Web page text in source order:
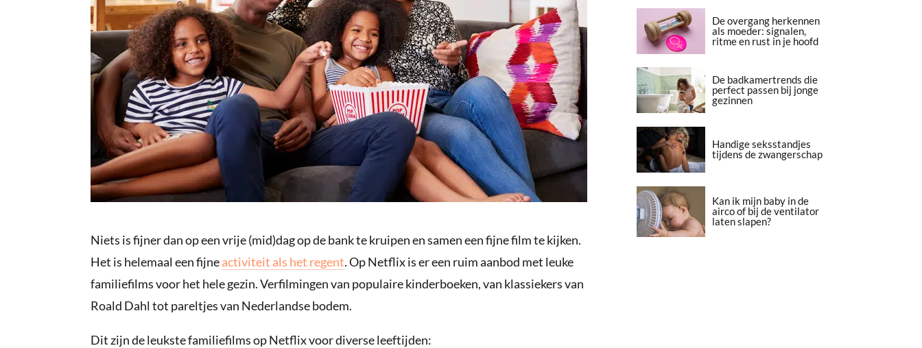
Niets is fijner dan op een vrije (mid)dag op de bank te kruipen en samen een fijne film te kijken.
Het is helemaal een fijneactiviteit als het regent. Op Netflix is er een ruim aanbod met leuke
familiefilms voor het hele gezin. Verfilmingen van populaire kinderboeken, van klassiekers van
Roald Dahl tot pareltjes van Nederlandse bodem.
Dit zijn de leukste familiefilms op Netflix voor diverse leeftijden:
De overgang herkennen
als moeder: signalen,
ritme en rust in je hoofd
De badkamertrends die
perfect passen bij jonge
gezinnen
Handige seksstandjes
tijdens de zwangerschap
Kan ik mijn baby in de
airco of bij de ventilator
laten slapen?